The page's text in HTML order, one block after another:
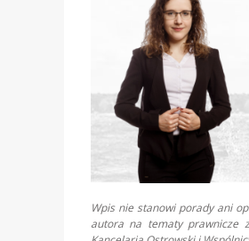
Wpis nie stanowi porady ani
autora na tematy prawnicze